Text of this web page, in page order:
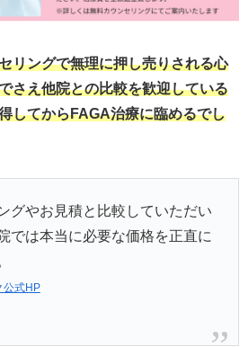
リングで無理に押し売りされる心
さえ他院との比較を歓迎している
してからFAGA治療に臨めるでし
グやお見積と比較していただい
では本当に必要な価格を正直に
公式HP